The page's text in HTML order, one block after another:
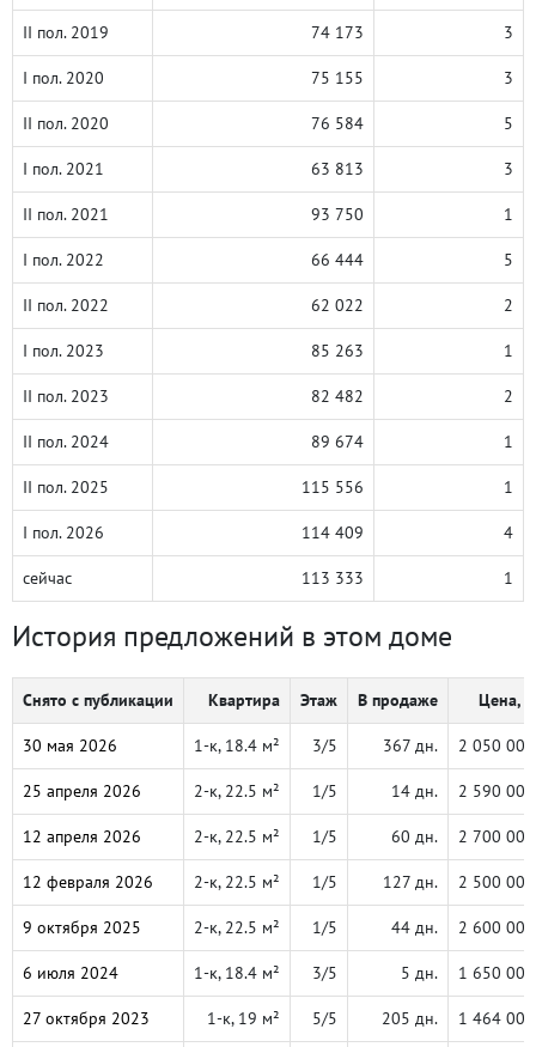
II пол. 2019 74 173 3
I пол. 2020 75 155 3
II пол. 2020 76 584 5
I пол. 2021 63 813 3
II пол. 2021 93 750 1
I пол. 2022 66 444 5
II пол. 2022 62 022 2
I пол. 2023 85 263 1
II пол. 2023 82 482 2
II пол. 2024 89 674 1
II пол. 2025 115 556 1
I пол. 2026 114 409 4
сейчас 113 333 1
История предложений в этом доме
Снято с публикации Квартира Этаж В продаже Цена, ₽
30 мая 2026 1-к, 18.4 м² 3/5 367 дн. 2 050 000
25 апреля 2026 2-к, 22.5 м² 1/5 14 дн. 2 590 000
12 апреля 2026 2-к, 22.5 м² 1/5 60 дн. 2 700 000
12 февраля 2026 2-к, 22.5 м² 1/5 127 дн. 2 500 000
9 октября 2025 2-к, 22.5 м² 1/5 44 дн. 2 600 000
6 июля 2024 1-к, 18.4 м² 3/5 5 дн. 1 650 000
27 октября 2023 1-к, 19 м² 5/5 205 дн. 1 464 000